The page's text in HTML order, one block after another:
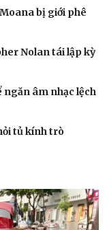
bị giới phê
Nolan tái lập kỳ
ngăn âm nhạc lệch
tủ kính trò